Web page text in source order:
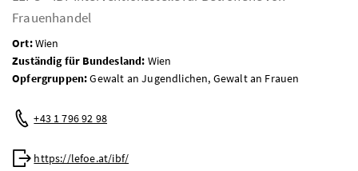
Frauenhandel
Ort:Wien
Zuständig für Bundesland: Wien
Opfergruppen:Gewalt an Jugendlichen, Gewalt an Frauen
Telefon:
+43 1 796 92 98
Web:
https://lefoe.at/ibf/